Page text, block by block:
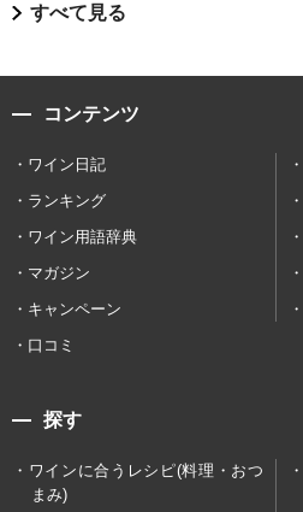
すべて見る
コンテンツ
ワイン日記
ランキング
ワイン用語辞典
マガジン
キャンペーン
口コミ
探す
ワインに合うレシピ(料理・おつ
まみ)